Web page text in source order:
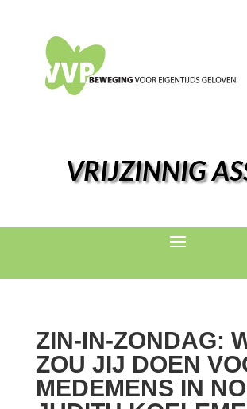
VRIJZINNIG
ZIN-IN-ZONDAG:
ZOU JIJ DOEN
MEDEMENS IN